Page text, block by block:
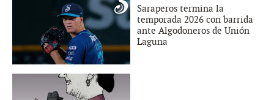
Saraperos termina la
temporada 2026 con barrida
ante Algodoneros de Unión
Laguna